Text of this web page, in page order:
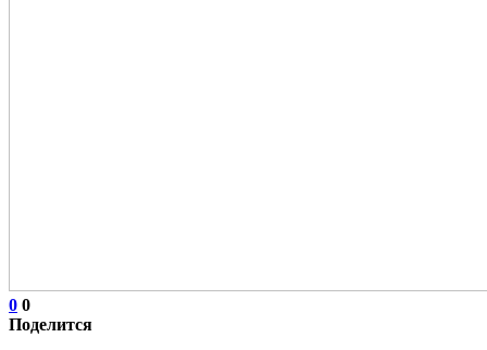
0 0
Поделится